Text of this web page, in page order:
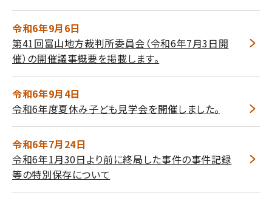
令和6年9月6日
第41回富山地方裁判所委員会（令和6年7月3日開
催）の開催議事概要を掲載します。
令和6年9月4日
令和6年度夏休み子ども見学会を開催しました。
令和6年7月24日
令和6年1月30日より前に終局した事件の事件記録
等の特別保存について